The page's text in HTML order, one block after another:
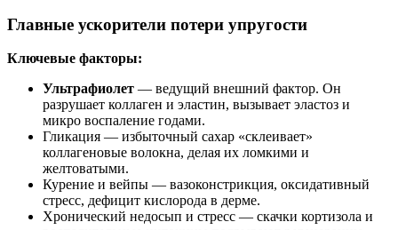
Главные ускорители потери упругости
Ключевые факторы:
Ультрафиолет — ведущий внешний фактор. Он
разрушает коллаген и эластин, вызывает эластоз и
микро воспаление годами.
Гликация — избыточный сахар «склеивает»
коллагеновые волокна, делая их ломкими и
желтоватыми.
Курение и вейпы — вазоконстрикция, оксидативный
стресс, дефицит кислорода в дерме.
Хронический недосып и стресс — скачки кортизола и